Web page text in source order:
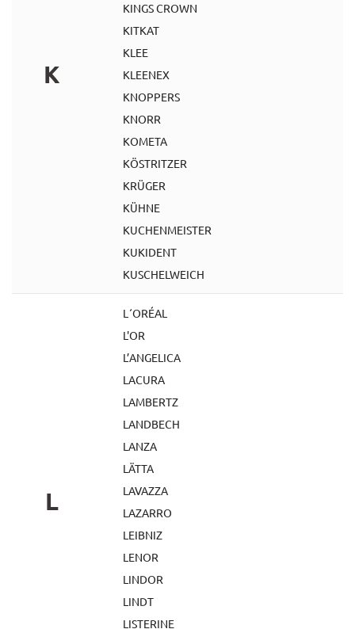
K
KINGS CROWN
KITKAT
KLEE
KLEENEX
KNOPPERS
KNORR
KOMETA
KÖSTRITZER
KRÜGER
KÜHNE
KUCHENMEISTER
KUKIDENT
KUSCHELWEICH
L
L´ORÉAL
L'OR
L’ANGELICA
LACURA
LAMBERTZ
LANDBECH
LANZA
LÄTTA
LAVAZZA
LAZARRO
LEIBNIZ
LENOR
LINDOR
LINDT
LISTERINE